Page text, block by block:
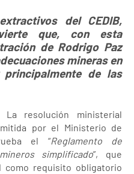
del CEDIB,
que, con esta
de Rodrigo Paz
mineras en
de las
La resolución ministerial
por el Ministerio de
el “Reglamento de
simplificado”, que
como requisito obligatorio